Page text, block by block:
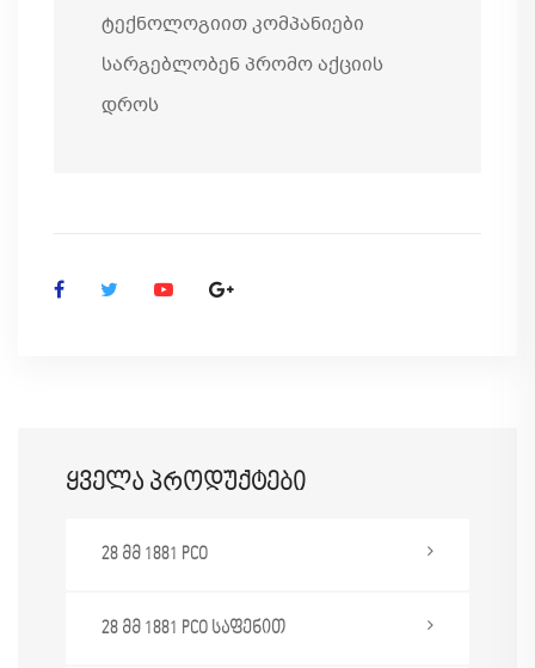
ტექნოლოგიით კომპანიები
სარგებლობენ პრომო აქციის
დროს
Ყველა Პროდუქტები
28 მმ 1881 PCO
28 მმ 1881 PCO საფენით